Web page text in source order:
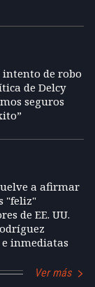
de robo
de Delcy
seguros
a afirmar
"feliz"
de EE. UU.
inmediatas
Ver más